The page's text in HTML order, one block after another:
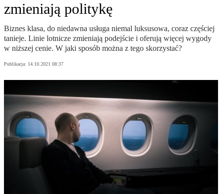
zmieniają politykę
Biznes klasa, do niedawna usługa niemal luksusowa, coraz częściej
tanieje. Linie lotnicze zmieniają podejście i oferują więcej wygody
w niższej cenie. W jaki sposób można z tego skorzystać?
Publikacja: 14.10.2021 08:37